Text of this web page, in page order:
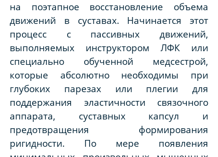
на поэтапное восстановление объема
движений в суставах. Начинается этот
процесс с пассивных движений,
выполняемых инструктором ЛФК или
специально обученной медсестрой,
которые абсолютно необходимы при
глубоких парезах или плегии для
поддержания эластичности связочного
аппарата, суставных капсул и
предотвращения формирования
ригидности. По мере появления